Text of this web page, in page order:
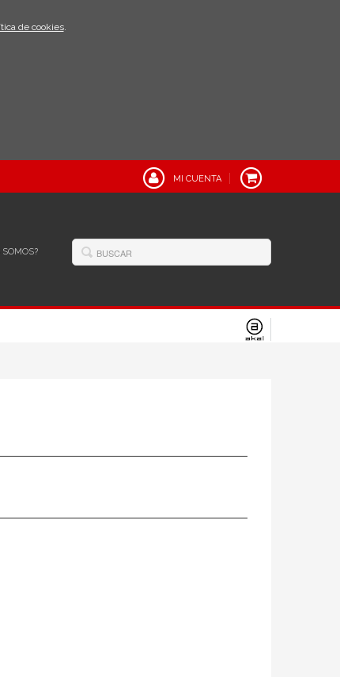
de cookies.
MI CUENTA